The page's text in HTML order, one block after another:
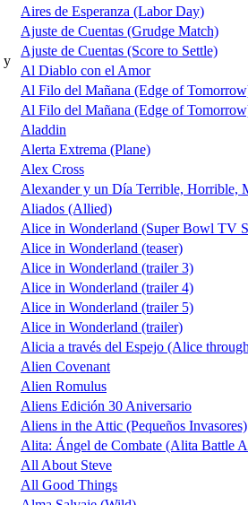
y
Aires de Esperanza (Labor Day)
Ajuste de Cuentas (Grudge Match)
Ajuste de Cuentas (Score to Settle)
Al Diablo con el Amor
Al Filo del Mañana (Edge of
Al Filo del Mañana (Edge of
Aladdin
Alerta Extrema (Plane)
Alex Cross
Alexander y un Día Terrible, Horrible,
Aliados (Allied)
Alice in Wonderland (Super Bowl TV
Alice in Wonderland (teaser)
Alice in Wonderland (trailer 3)
Alice in Wonderland (trailer 4)
Alice in Wonderland (trailer 5)
Alice in Wonderland (trailer)
Alicia a través del Espejo (Alice
Alien Covenant
Alien Romulus
Aliens Edición 30 Aniversario
Aliens in the Attic (Pequeños Invasores)
Alita: Ángel de Combate (Alita Battle
All About Steve
All Good Things